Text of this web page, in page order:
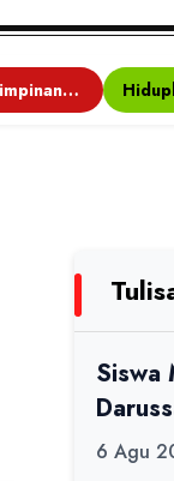
Bina Karakter, Kepemimpinan, dan Kemandirian, 117 Peserta Ikuti Alfaro Camp di MAN 1 Darussalam Ciamis
Siswa
Raih
6 Agu